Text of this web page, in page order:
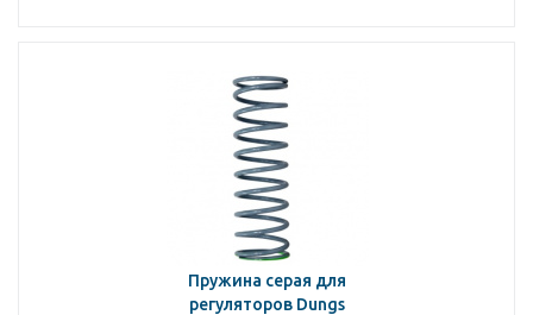
Пружина серая для
регуляторов Dungs